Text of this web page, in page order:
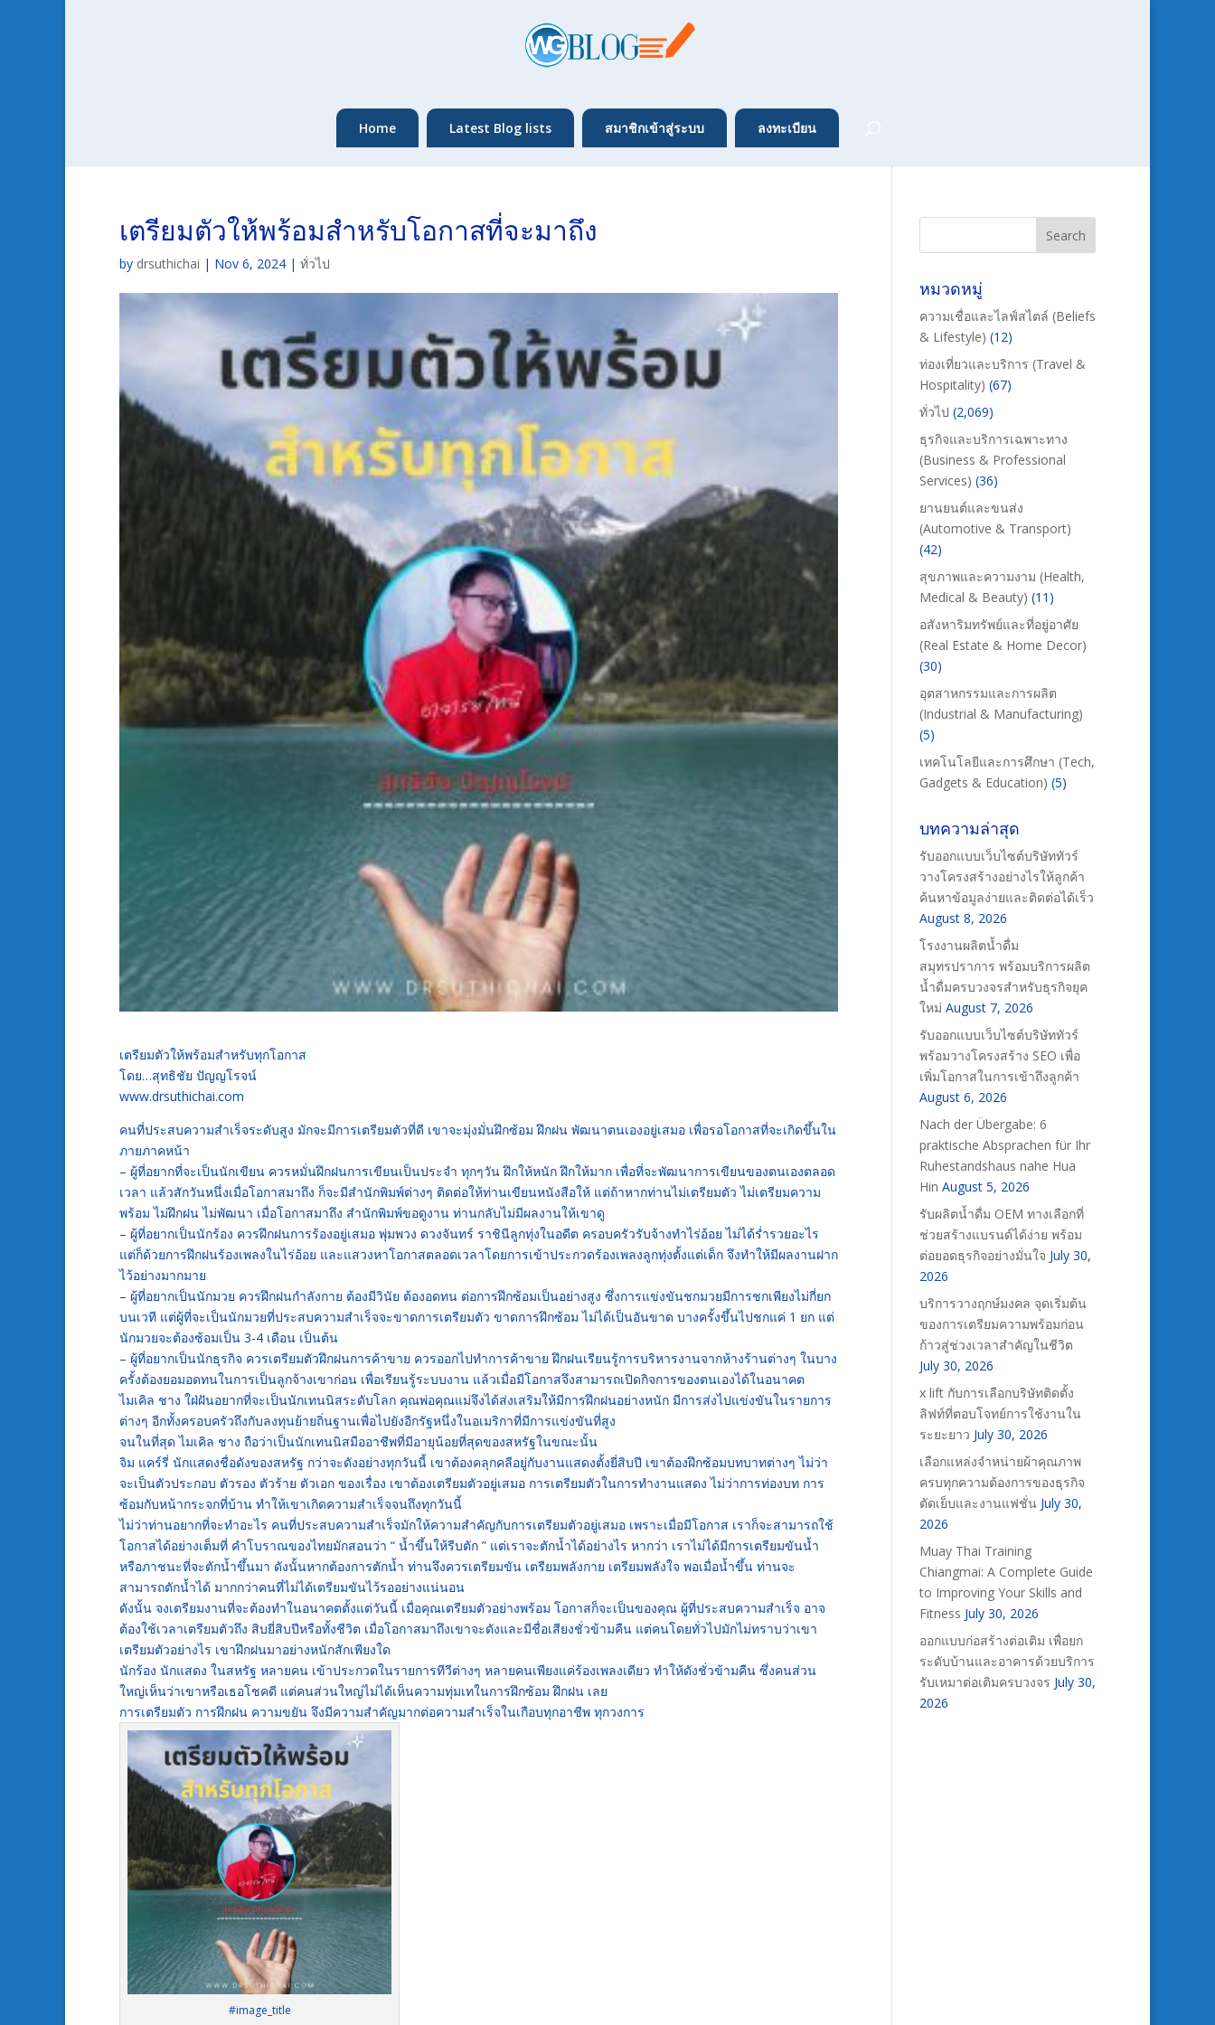
Home Latest Blog lists สมาชิกเข้าสู่ระบบ ลงทะเบียน
เตรียมตัวให้พร้อมสำหรับโอกาสที่จะมาถึง
by drsuthichai | Nov 6, 2024 | ทั่วไป
เตรียมตัวให้พร้อมสำหรับทุกโอกาส
โดย…สุทธิชัย ปัญญโรจน์
www.drsuthichai.com
คนที่ประสบความสำเร็จระดับสูง มักจะมีการเตรียมตัวที่ดี เขาจะมุ่งมั่นฝึกซ้อม ฝึกฝน พัฒนาตนเองอยู่เสมอ เพื่อรอโอกาสที่จะเกิดขึ้นใน
ภายภาคหน้า
– ผู้ที่อยากที่จะเป็นนักเขียน ควรหมั่นฝึกฝนการเขียนเป็นประจำ ทุกๆวัน ฝึกให้หนัก ฝึกให้มาก เพื่อที่จะพัฒนาการเขียนของตนเองตลอด
เวลา แล้วสักวันหนึ่งเมื่อโอกาสมาถึง ก็จะมีสำนักพิมพ์ต่างๆ ติดต่อให้ท่านเขียนหนังสือให้ แต่ถ้าหากท่านไม่เตรียมตัว ไม่เตรียมความ
พร้อม ไม่ฝึกฝน ไม่พัฒนา เมื่อโอกาสมาถึง สำนักพิมพ์ขอดูงาน ท่านกลับไม่มีผลงานให้เขาดู
– ผู้ที่อยากเป็นนักร้อง ควรฝึกฝนการร้องอยู่เสมอ พุ่มพวง ดวงจันทร์ ราชินีลูกทุ่งในอดีต ครอบครัวรับจ้างทำไร่อ้อย ไม่ได้ร่ำรวยอะไร
แต่ก็ด้วยการฝึกฝนร้องเพลงในไร่อ้อย และแสวงหาโอกาสตลอดเวลาโดยการเข้าประกวดร้องเพลงลูกทุ่งตั้งแต่เด็ก จึงทำให้มีผลงานฝาก
ไว้อย่างมากมาย
– ผู้ที่อยากเป็นนักมวย ควรฝึกฝนกำลังกาย ต้องมีวินัย ต้องอดทน ต่อการฝึกซ้อมเป็นอย่างสูง ซึ่งการแข่งขันชกมวยมีการชกเพียงไม่กี่ยก
บนเวที แต่ผู้ที่จะเป็นนักมวยที่ประสบความสำเร็จจะขาดการเตรียมตัว ขาดการฝึกซ้อม ไม่ได้เป็นอันขาด บางครั้งขึ้นไปชกแค่ 1 ยก แต่
นักมวยจะต้องซ้อมเป็น 3-4 เดือน เป็นต้น
– ผู้ที่อยากเป็นนักธุรกิจ ควรเตรียมตัวฝึกฝนการค้าขาย ควรออกไปทำการค้าขาย ฝึกฝนเรียนรู้การบริหารงานจากห้างร้านต่างๆ ในบาง
ครั้งต้องยอมอดทนในการเป็นลูกจ้างเขาก่อน เพื่อเรียนรู้ระบบงาน แล้วเมื่อมีโอกาสจึงสามารถเปิดกิจการของตนเองได้ในอนาคต
ไมเคิล ชาง ใฝ่ฝันอยากที่จะเป็นนักเทนนิสระดับโลก คุณพ่อคุณแม่จึงได้ส่งเสริมให้มีการฝึกฝนอย่างหนัก มีการส่งไปแข่งขันในรายการ
ต่างๆ อีกทั้งครอบครัวถึงกับลงทุนย้ายถิ่นฐานเพื่อไปยังอีกรัฐหนึ่งในอเมริกาที่มีการแข่งขันที่สูง
จนในที่สุด ไมเคิล ชาง ถือว่าเป็นนักเทนนิสมืออาชีพที่มีอายุน้อยที่สุดของสหรัฐในขณะนั้น
จิม แคร์รี่ นักแสดงชื่อดังของสหรัฐ กว่าจะดังอย่างทุกวันนี้ เขาต้องคลุกคลีอยู่กับงานแสดงตั้งยี่สิบปี เขาต้องฝึกซ้อมบทบาทต่างๆ ไม่ว่า
จะเป็นตัวประกอบ ตัวรอง ตัวร้าย ตัวเอก ของเรื่อง เขาต้องเตรียมตัวอยู่เสมอ การเตรียมตัวในการทำงานแสดง ไม่ว่าการท่องบท การ
ซ้อมกับหน้ากระจกที่บ้าน ทำให้เขาเกิดความสำเร็จจนถึงทุกวันนี้
ไม่ว่าท่านอยากที่จะทำอะไร คนที่ประสบความสำเร็จมักให้ความสำคัญกับการเตรียมตัวอยู่เสมอ เพราะเมื่อมีโอกาส เราก็จะสามารถใช้
โอกาสได้อย่างเต็มที่ คำโบราณของไทยมักสอนว่า “ น้ำขึ้นให้รีบตัก ” แต่เราจะตักน้ำได้อย่างไร หากว่า เราไม่ได้มีการเตรียมขันน้ำ
หรือภาชนะที่จะตักน้ำขึ้นมา ดังนั้นหากต้องการตักน้ำ ท่านจึงควรเตรียมขัน เตรียมพลังกาย เตรียมพลังใจ พอเมื่อน้ำขึ้น ท่านจะ
สามารถตักน้ำได้ มากกว่าคนที่ไม่ได้เตรียมขันไว้รออย่างแน่นอน
ดังนั้น จงเตรียมงานที่จะต้องทำในอนาคตตั้งแต่วันนี้ เมื่อคุณเตรียมตัวอย่างพร้อม โอกาสก็จะเป็นของคุณ ผู้ที่ประสบความสำเร็จ อาจ
ต้องใช้เวลาเตรียมตัวถึง สิบยี่สิบปีหรือทั้งชีวิต เมื่อโอกาสมาถึงเขาจะดังและมีชื่อเสียงชั่วข้ามคืน แต่คนโดยทั่วไปมักไม่ทราบว่าเขา
เตรียมตัวอย่างไร เขาฝึกฝนมาอย่างหนักสักเพียงใด
นักร้อง นักแสดง ในสหรัฐ หลายคน เข้าประกวดในรายการทีวีต่างๆ หลายคนเพียงแค่ร้องเพลงเดียว ทำให้ดังชั่วข้ามคืน ซึ่งคนส่วน
ใหญ่เห็นว่าเขาหรือเธอโชคดี แต่คนส่วนใหญ่ไม่ได้เห็นความทุ่มเทในการฝึกซ้อม ฝึกฝน เลย
การเตรียมตัว การฝึกฝน ความขยัน จึงมีความสำคัญมากต่อความสำเร็จในเกือบทุกอาชีพ ทุกวงการ
#image_title
หมวดหมู่
ความเชื่อและไลฟ์สไตล์ (Beliefs
& Lifestyle) (12)
ท่องเที่ยวและบริการ (Travel &
Hospitality) (67)
ทั่วไป (2,069)
ธุรกิจและบริการเฉพาะทาง
(Business & Professional
Services) (36)
ยานยนต์และขนส่ง
(Automotive & Transport)
(42)
สุขภาพและความงาม (Health,
Medical & Beauty) (11)
อสังหาริมทรัพย์และที่อยู่อาศัย
(Real Estate & Home Decor)
(30)
อุตสาหกรรมและการผลิต
(Industrial & Manufacturing)
(5)
เทคโนโลยีและการศึกษา (Tech,
Gadgets & Education) (5)
บทความล่าสุด
รับออกแบบเว็บไซต์บริษัททัวร์
วางโครงสร้างอย่างไรให้ลูกค้า
ค้นหาข้อมูลง่ายและติดต่อได้เร็ว
August 8, 2026
โรงงานผลิตน้ำดื่ม
สมุทรปราการ พร้อมบริการผลิต
น้ำดื่มครบวงจรสำหรับธุรกิจยุค
ใหม่ August 7, 2026
รับออกแบบเว็บไซต์บริษัททัวร์
พร้อมวางโครงสร้าง SEO เพื่อ
เพิ่มโอกาสในการเข้าถึงลูกค้า
August 6, 2026
Nach der Übergabe: 6
praktische Absprachen für Ihr
Ruhestandshaus nahe Hua
Hin August 5, 2026
รับผลิตน้ำดื่ม OEM ทางเลือกที่
ช่วยสร้างแบรนด์ได้ง่าย พร้อม
ต่อยอดธุรกิจอย่างมั่นใจ July 30,
2026
บริการวางฤกษ์มงคล จุดเริ่มต้น
ของการเตรียมความพร้อมก่อน
ก้าวสู่ช่วงเวลาสำคัญในชีวิต
July 30, 2026
x lift กับการเลือกบริษัทติดตั้ง
ลิฟท์ที่ตอบโจทย์การใช้งานใน
ระยะยาว July 30, 2026
เลือกแหล่งจำหน่ายผ้าคุณภาพ
ครบทุกความต้องการของธุรกิจ
ตัดเย็บและงานแฟชั่น July 30,
2026
Muay Thai Training
Chiangmai: A Complete Guide
to Improving Your Skills and
Fitness July 30, 2026
ออกแบบก่อสร้างต่อเติม เพื่อยก
ระดับบ้านและอาคารด้วยบริการ
รับเหมาต่อเติมครบวงจร July 30,
2026